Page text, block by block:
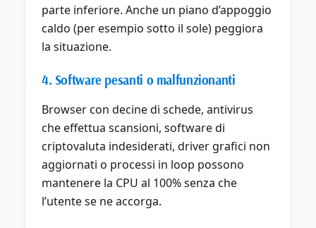
parte inferiore. Anche un piano d’appoggio
caldo (per esempio sotto il sole) peggiora
la situazione.
4. Software pesanti o malfunzionanti
Browser con decine di schede, antivirus
che effettua scansioni, software di
criptovaluta indesiderati, driver grafici non
aggiornati o processi in loop possono
mantenere la CPU al 100% senza che
l’utente se ne accorga.